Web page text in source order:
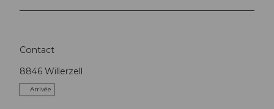
Contact
8846 Willerzell
Arrivée